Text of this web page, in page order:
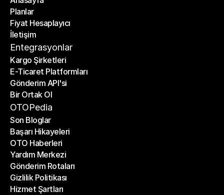
Anasayfa
Planlar
Planlar
Fiyat Hesaplayıcı
Fiyat Hesaplayıcı
İletişim
İletişim
Entegrasyonlar
Kargo Şirketleri
Kargo Şirketleri
E-Ticaret Platformları
E-Ticaret Platformları
Gönderim API'si
Gönderim API'si
Bir Ortak Ol
Bir Ortak Ol
OTOPedia
Son Bloglar
Son Bloglar
Başarı Hikayeleri
Başarı Hikayeleri
OTO Haberleri
OTO Haberleri
Yardım Merkezi
Yardım Merkezi
Gönderim Rotaları
Gönderim Rotaları
Gizlilik Politikası
Gizlilik Politikası
Hizmet Şartları